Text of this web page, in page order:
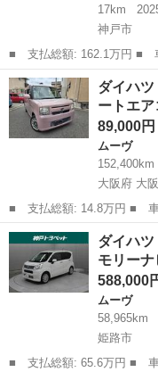
17km
神戸市
■ 支払総額: 162.1万円 ■ 車両本体価格： 1,548,000 円 ■ メーカ
ー名： ダイハツ ■ 車種
電動スライド オートブレ
１年保証...
兵庫 神戸市 ムーヴ
ダイハ
ートエ
89,000円
ムーヴ
152,400km
大阪府 大
■ 支払総額: 14.8万円 ■ 車両本体価格： 89,000 円 ■ メーカー
名： ダイハツ ■ 車種名
ナビ 地デジ オートエア
ミングチェーン...
大阪 大阪市 ムーヴ
ダイハ
モリー
588,000
ムーヴ
58,965km
姫路市
■ 支払総額: 65.6万円 ■ 車両本体価格： 588,000 円 ■ メーカー